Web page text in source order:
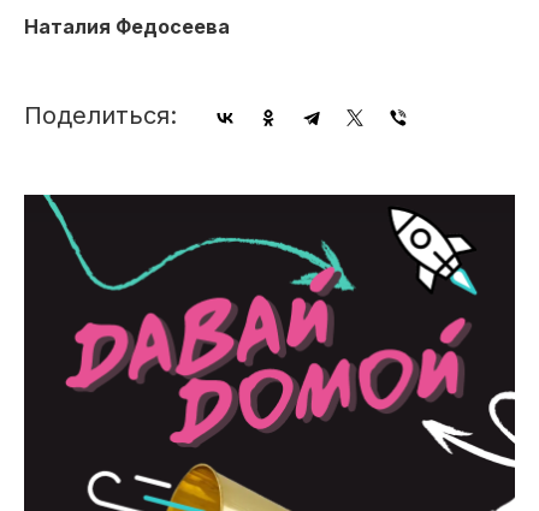
Наталия Федосеева
Поделиться: